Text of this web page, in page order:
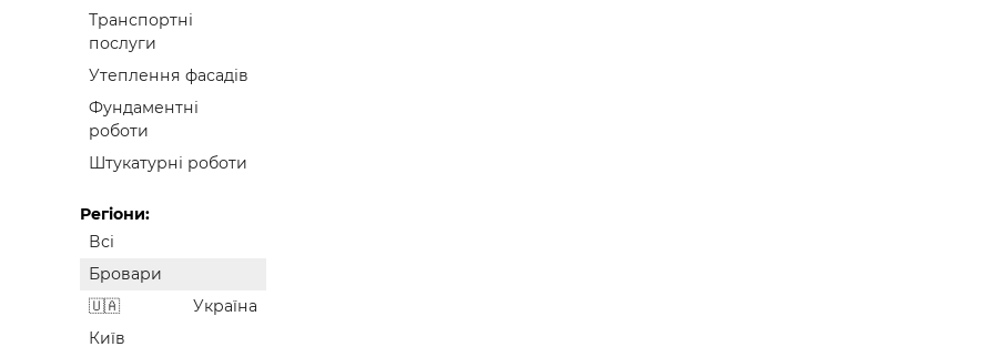
Транспортні
послуги
Утеплення фасадів
Фундаментні
роботи
Штукатурні роботи
Регіони:
Всі
Бровари
Україна
Київ